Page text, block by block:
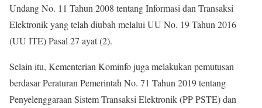
Undang No. 11 Tahun 2008 tentang Informasi dan Transaksi
Elektronik yang telah diubah melalui UU No. 19 Tahun 2016
(UU ITE) Pasal 27 ayat (2).
Selain itu, Kementerian Kominfo juga melakukan pemutusan
berdasar Peraturan Pemerintah No. 71 Tahun 2019 tentang
Penyelenggaraan Sistem Transaksi Elektronik (PP PSTE) dan